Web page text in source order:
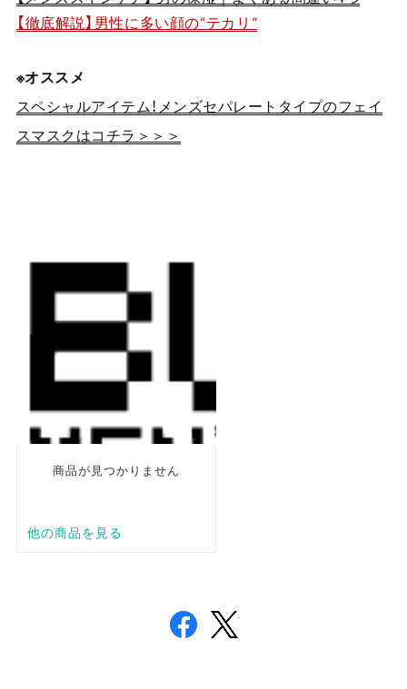
【徹底解説】男性に多い顔の“テカリ”
※オススメ
スペシャルアイテム！メンズセパレートタイプのフェイ
スマスクはコチラ＞＞＞